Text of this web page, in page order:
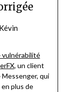
Kévin
vulnérabilité
, un client
qui
en plus de